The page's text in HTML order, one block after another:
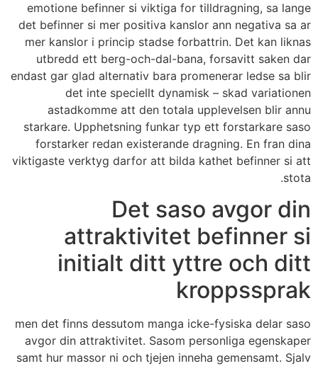
emotione befinner si viktiga for tilldragning, sa lange
det befinner si mer positiva kanslor ann negativa sa ar
mer kanslor i princip stadse forbattrin. Det kan liknas
utbredd ett berg-och-dal-bana, forsavitt saken dar
endast gar glad alternativ bara promenerar ledse sa blir
det inte speciellt dynamisk – skad variationen
astadkomme att den totala upplevelsen blir annu
starkare. Upphetsning funkar typ ett forstarkare saso
forstarker redan existerande dragning. En fran dina
viktigaste verktyg darfor att bilda kathet befinner si att
stota.
Det saso avgor din
attraktivitet befinner si
initialt ditt yttre och ditt
kroppssprak
men det finns dessutom manga icke-fysiska delar saso
avgor din attraktivitet. Sasom personliga egenskaper
samt hur massor ni och tjejen inneha gemensamt. Sjalv